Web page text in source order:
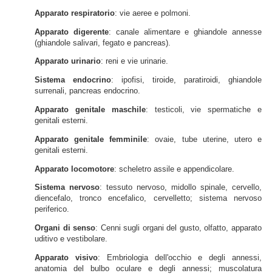
Apparato respiratorio: vie aeree e polmoni.
Apparato digerente: canale alimentare e ghiandole annesse
(ghiandole salivari, fegato e pancreas).
Apparato urinario: reni e vie urinarie.
Sistema endocrino: ipofisi, tiroide, paratiroidi, ghiandole
surrenali, pancreas endocrino.
Apparato genitale maschile: testicoli, vie spermatiche e
genitali esterni.
Apparato genitale femminile: ovaie, tube uterine, utero e
genitali esterni.
Apparato locomotore: scheletro assile e appendicolare.
Sistema nervoso: tessuto nervoso, midollo spinale, cervello,
diencefalo, tronco encefalico, cervelletto; sistema nervoso
periferico.
Organi di senso: Cenni sugli organi del gusto, olfatto, apparato
uditivo e vestibolare.
Apparato visivo: Embriologia dell'occhio e degli annessi,
anatomia del bulbo oculare e degli annessi; muscolatura